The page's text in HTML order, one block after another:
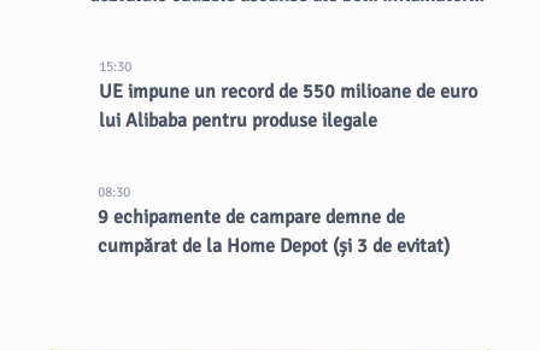
15:30
UE impune un record de 550 milioane de euro
lui Alibaba pentru produse ilegale
08:30
9 echipamente de campare demne de
cumpărat de la Home Depot (și 3 de evitat)